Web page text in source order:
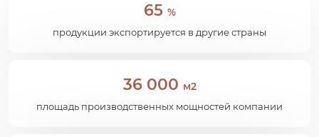
65 %
продукции экспортируется в другие страны
36 000 м2
площадь производственных мощностей компании